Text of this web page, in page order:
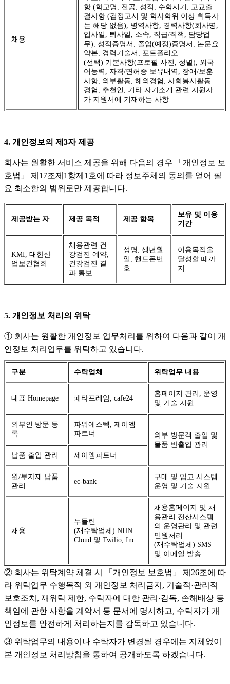
채용
항 (학교명, 전공, 성적, 수학시기, 고교출
결사항 (검정고시 및 학사학위 이상 취득자
는 해당 없음), 병역사항, 경력사항(회사명,
입사일, 퇴사일, 소속, 직급/직책, 담당업
무), 성적증명서, 졸업(예정)증명서, 논문요
약본, 경력기술서, 포트폴리오
(선택) 기본사항(프로필 사진, 성별), 외국
어능력, 자격/면허증 보유내역, 장애/보훈
사항, 외부활동, 해외경험, 사회봉사활동
경험, 추천인, 기타 자기소개 관련 지원자
가 지원서에 기재하는 사항
4. 개인정보의 제3자 제공
회사는 원활한 서비스 제공을 위해 다음의 경우 「개인정보 보
호법」 제17조제1항제1호에 따라 정보주체의 동의를 얻어 필
요 최소한의 범위로만 제공합니다.
제공받는 자 제공 목적 제공 항목
보유 및 이용
기간
KMI, 대한산
업보건협회
채용관련 건
강검진 예약,
건강검진 결
과 통보
성명, 생년월
일, 핸드폰번
호
이용목적을
달성할 때까
지
5. 개인정보 처리의 위탁
① 회사는 원활한 개인정보 업무처리를 위하여 다음과 같이 개
인정보 처리업무를 위탁하고 있습니다.
구분 수탁업체 위탁업무 내용
대표 Homepage 페타프레임, cafe24
홈페이지 관리, 운영
및 기술 지원
외부인 방문 등
록
파워에스텍, 제이엠
파트너
외부 방문객 출입 및
물품 반출입 관리
납품 출입 관리
제이엠파트너
원/부자재 납품
관리
ec-bank
구매 및 입고 시스템
운영 및 기술 지원
채용
두들린
(재수탁업체) NHN
Cloud 및 Twilio, Inc.
채용홈페이지 및 채
용관리 전산시스템
의 운영관리 및 관련
민원처리
(재수탁업체) SMS
및 이메일 발송
② 회사는 위탁계약 체결 시 「개인정보 보호법」 제26조에 따
라 위탁업무 수행목적 외 개인정보 처리금지, 기술적·관리적
보호조치, 재위탁 제한, 수탁자에 대한 관리·감독, 손해배상 등
책임에 관한 사항을 계약서 등 문서에 명시하고, 수탁자가 개
인정보를 안전하게 처리하는지를 감독하고 있습니다.
③ 위탁업무의 내용이나 수탁자가 변경될 경우에는 지체없이
본 개인정보 처리방침을 통하여 공개하도록 하겠습니다.